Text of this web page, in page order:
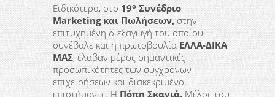
Ειδικότερα, στο19οΣυνέδριο
Marketingκαι Πωλήσεων,στην
επιτυχημένη διεξαγωγή του οποίου
συνέβαλε και η πρωτοβουλία ΕΛΛΑ-ΔΙΚΑ
ΜΑΣ, έλαβαν μέρος σημαντικές
προσωπικότητες των σύγχρονων
επιχειρήσεων και διακεκριμένοι
επιστήμονες. Η Πόπη Σκαγιά,Μέλος του